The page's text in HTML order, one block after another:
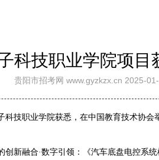
科技职业学院项目
贵阳市招考网 www.gyzkzx.cn 2025-
科技职业学院获悉，在中国教育技术协
创新融合·数字引领：《汽车底盘电控系